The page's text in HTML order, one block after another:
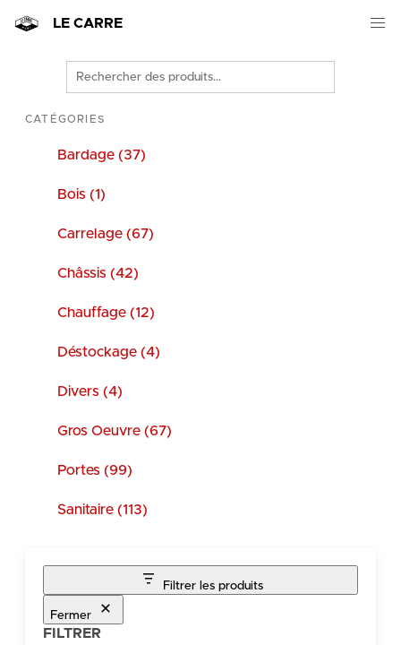
LE CARRE
Rechercher
des
produits
CATÉGORIES
Bardage (37)
Bois (1)
Carrelage (67)
Châssis (42)
Chauffage (12)
Déstockage (4)
Divers (4)
Gros Oeuvre (67)
Portes (99)
Sanitaire (113)
Filtrer les produits
Fermer
FILTRER